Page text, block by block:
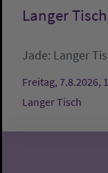
Langer
Jade: Langer
Freitag, 7.8.2026,
Langer Tisch